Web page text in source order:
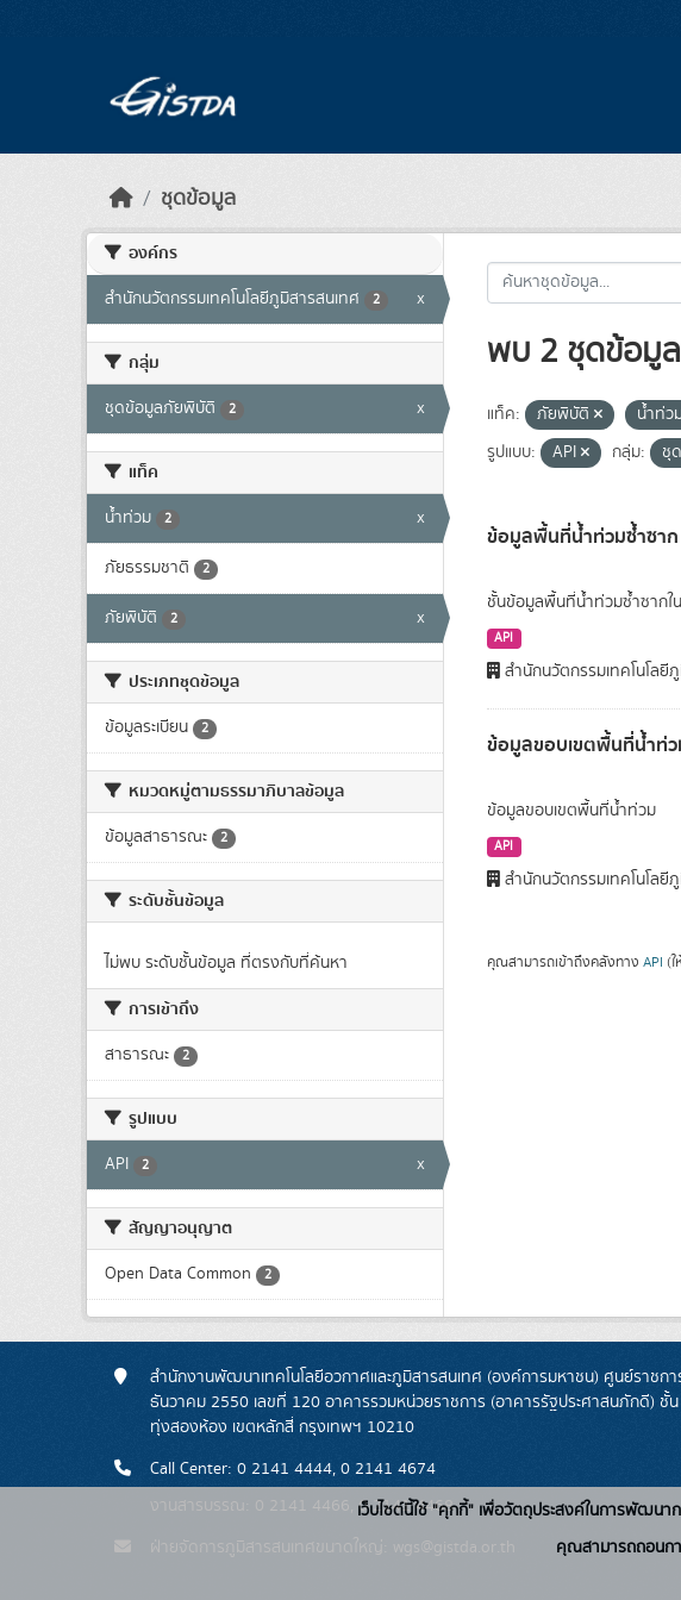
ชุดข้อมูล
องค์กร
สำนักนวัตกรรมเทคโนโลยีภูมิสารสนเทศ 2 x
กลุ่ม
ชุดข้อมูลภัยพิบัติ 2 x
แท็ค
น้ำท่วม 2 x
ภัยธรรมชาติ 2
ภัยพิบัติ 2 x
ประเภทชุดข้อมูล
ข้อมูลระเบียน 2
หมวดหมู่ตามธรรมาภิบาลข้อมูล
ข้อมูลสาธารณะ 2
ระดับชั้นข้อมูล
ไม่พบ ระดับชั้นข้อมูล ที่ตรงกับที่ค้นหา
การเข้าถึง
สาธารณะ 2
รูปแบบ
API 2 x
สัญญาอนุญาต
Open Data Common 2
พบ 2 ชุดข้อมูล
แท็ค: ภัยพิบัติ น้ำท่ว
รูปแบบ:
API กลุ่ม: ชุ
ข้อมูลพื้นที่น้ำท่วมซ้ำซาก
ชั้นข้อมูลพื้นที่น้ำท่วมซ้ำซากใ
API
สำนักนวัตกรรมเทคโนโลยี
ข้อมูลขอบเขตพื้นที่น้ำท่
ข้อมูลขอบเขตพื้นที่น้ำท่วม
API
สำนักนวัตกรรมเทคโนโลยี
คุณสามารถเข้าถึงคลังทาง API (
สำนักงานพัฒนาเทคโนโลยีอวกาศและภูมิสารสนเทศ (องค์การมหาชน) ศูนย์ราชกา
ธันวาคม 2550 เลขที่ 120 อาคารรวมหน่วยราชการ (อาคารรัฐประศาสนภักดี) ชั้
ทุ่งสองห้อง เขตหลักสี่ กรุงเทพฯ 10210
Call Center: 0 2141 4444, 0 2141 4674
งานสารบรรณ: 0 2141 4466, 0 2141 4468
ฝ่ายจัดการภูมิสารสนเทศขนาดใหญ่: wgs@gistda.or.th
เว็บไซต์นี้ใช้ "คุกกี้" เพื่อวัตถุประสงค์ในการพัฒน
คุณสามารถถอนก